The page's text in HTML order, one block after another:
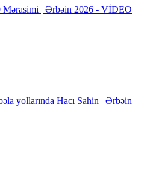
Mərasimi | Ərbəin 2026 - VİDEO
yollarında Hacı Sahin | Ərbəin